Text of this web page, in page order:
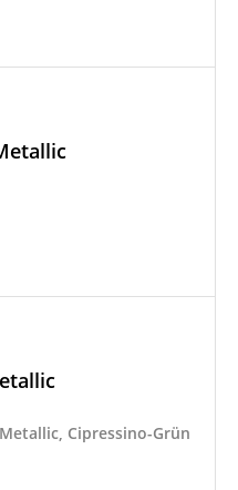
Cipressino-Grün